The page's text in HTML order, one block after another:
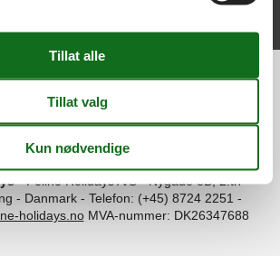
Cookies
Om os
-Feline Holidays A/S-Nygade 8B, 2.th -
- Danmark - Telefon: (+45) 8724 2251 -
holidays.no MVA-nummer: DK26347688